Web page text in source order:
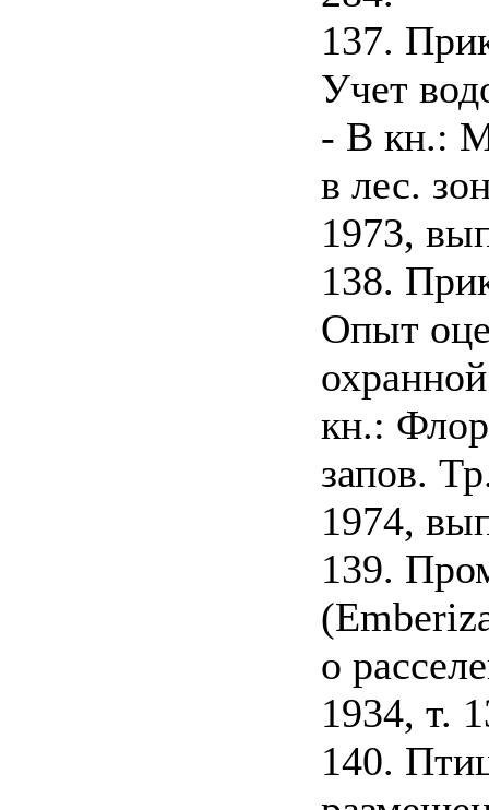
137.
Учет
- В кн.:
в лес.
1973,
138.
Опыт
кн.:
запов.
1974,
139.
о
1934, т.
140.